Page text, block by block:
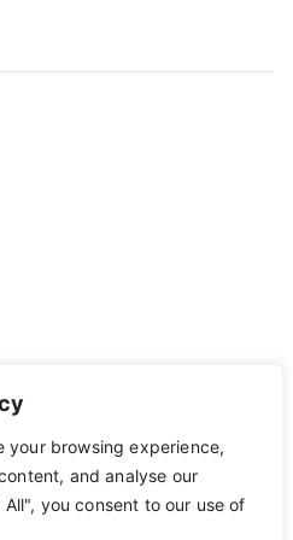
your browsing experience,
and analyse our
you consent to our use of